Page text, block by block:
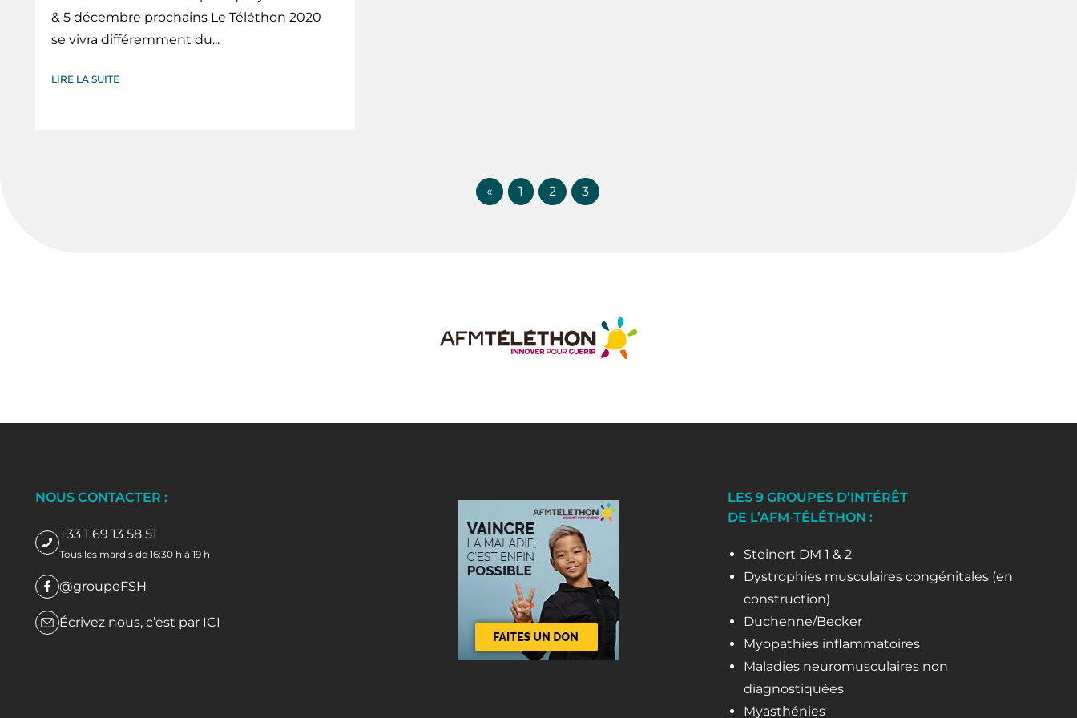
& 5 décembre prochains Le Téléthon 2020
se vivra différemment du...
LIRE LA SUITE
« 1 2 3
NOUS CONTACTER :
+33 1 69 13 58 51
Tous les mardis de 16:30 h à 19 h
@groupeFSH
Écrivez nous, c’est par ICI
LES 9 GROUPES D’INTÉRÊT
DE L’AFM-TÉLÉTHON :
Steinert DM 1 & 2
Dystrophies musculaires congénitales (en
construction)
Duchenne/Becker
Myopathies inflammatoires
Maladies neuromusculaires non
diagnostiquées
Myasthénies